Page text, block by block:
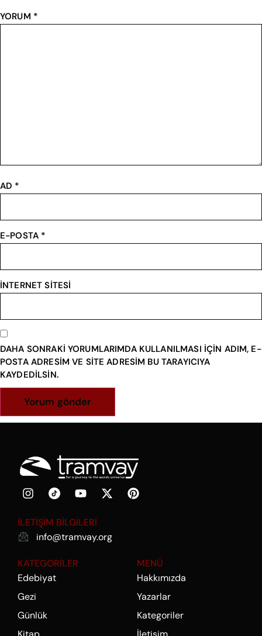
YORUM *
AD *
E-POSTA *
İNTERNET SITESI
DAHA SONRAKI YORUMLARIMDA KULLANILMASI IÇIN ADIM, E-
POSTA ADRESIM VE SITE ADRESIM BU TARAYICIYA
KAYDEDILSIN.
İLETİŞİM BİLGİLERİ
info@tramvay.org
KATEGORİLER
Edebiyat
Gezi
Günlük
MENÜ
Hakkımızda
Yazarlar
Kategoriler